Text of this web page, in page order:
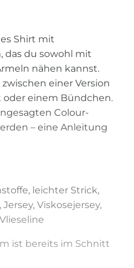
Shirt mit
das du sowohl mit
nähen kannst.
einer Version
einem Bündchen.
Colour-
– eine Anleitung
leichter Strick,
Viskosejersey,
ist bereits im Schnitt